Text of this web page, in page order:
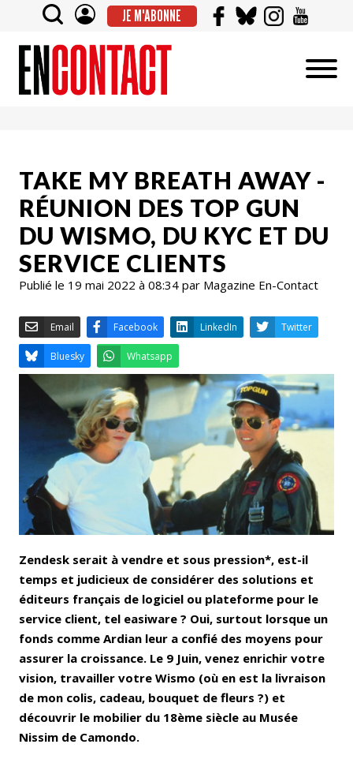
JE M'ABONNE
TAKE MY BREATH AWAY -
RÉUNION DES TOP GUN
DU WISMO, DU KYC ET DU
SERVICE CLIENTS
Publié le 19 mai 2022 à 08:34 par Magazine En-Contact
Email Facebook LinkedIn
Bluesky Whatsapp
Zendesk serait à vendre et sous pression*, est-il
temps et judicieux de considérer des solutions et
éditeurs français de logiciel ou plateforme pour le
service client, tel easiware ? Oui, surtout lorsque un
fonds comme Ardian leur a confié des moyens pour
assurer la croissance. Le 9 Juin, venez enrichir votre
vision, travailler votre Wismo (où en est la livraison
de mon colis, cadeau, bouquet de fleurs ?) et
découvrir le mobilier du 18ème siècle au Musée
Nissim de Camondo.